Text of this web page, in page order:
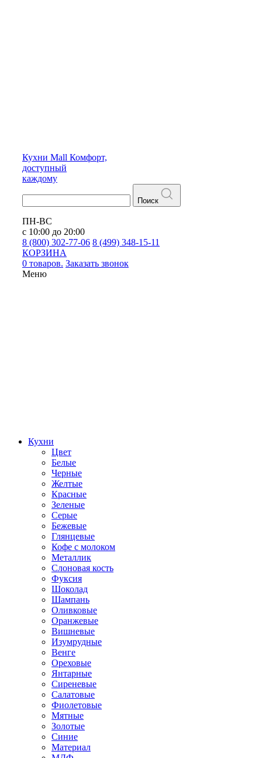
Кухни Mall Комфорт,
доступный
каждому
Поиск
ПН-ВС
с 10:00 до 20:00
8 (800) 302-77-06 8 (499) 348-15-11
КОРЗИНА
0 товаров. Заказать звонок
Меню
Кухни
Цвет
Белые
Черные
Желтые
Красные
Зеленые
Серые
Бежевые
Глянцевые
Кофе с молоком
Металлик
Слоновая кость
Фуксия
Шоколад
Шампань
Оливковые
Оранжевые
Вишневые
Изумрудные
Венге
Ореховые
Янтарные
Сиреневые
Салатовые
Фиолетовые
Мятные
Золотые
Синие
Материал